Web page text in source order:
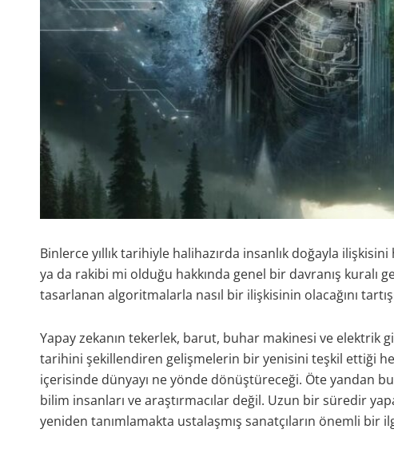
Binlerce yıllık tarihiyle halihazırda insanlık doğayla
ya da rakibi mi olduğu hakkında genel bir davranış kuralı
tasarlanan algoritmalarla nasıl bir ilişkisinin olacağını
Yapay zekanın tekerlek, barut, buhar makinesi ve elektrik
tarihini şekillendiren gelişmelerin bir yenisini teşkil ettiği
içerisinde dünyayı ne yönde dönüştüreceği. Öte yandan
bilim insanları ve araştırmacılar değil. Uzun bir süredir
yeniden tanımlamakta ustalaşmış sanatçıların önemli bir